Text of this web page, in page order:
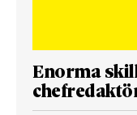
Enorma